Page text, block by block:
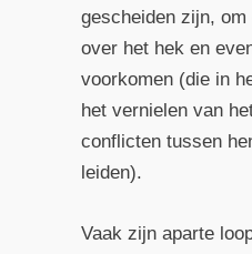
gescheiden zijn,
over het hek en
voorkomen (die in
het vernielen van
conflicten tussen
leiden).
Vaak zijn aparte